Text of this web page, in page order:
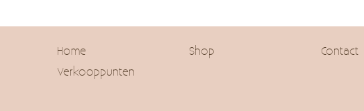
Home Shop Contact
Verkooppunten